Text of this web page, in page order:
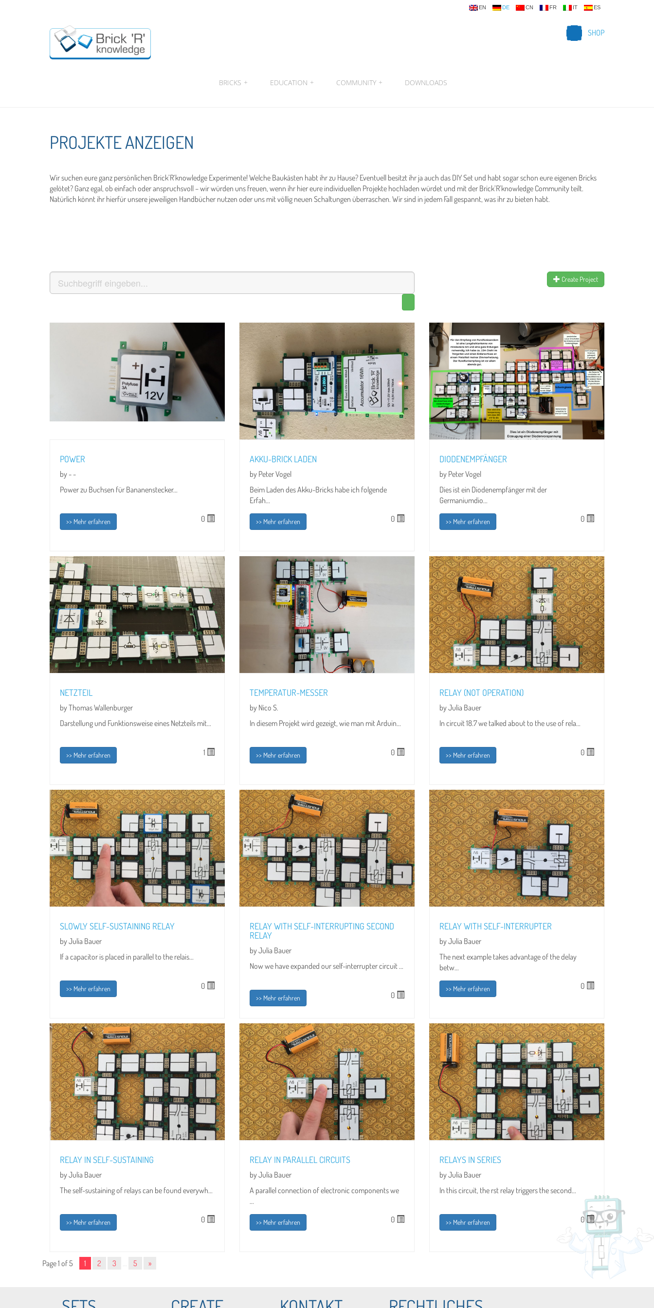
EN DE CN FR IT ES
SHOP
BRICKS + EDUCATION + COMMUNITY + DOWNLOADS
PROJEKTE ANZEIGEN
Wir suchen eure ganz persönlichen Brick’R‘knowledge Experimente! Welche Baukästen habt ihr zu Hause? Eventuell besitzt ihr ja auch das DIY Set und habt sogar schon eure eigenen Bricks
gelötet? Ganz egal, ob einfach oder anspruchsvoll – wir würden uns freuen, wenn ihr hier eure individuellen Projekte hochladen würdet und mit der Brick’R’knowledge Community teilt.
Natürlich könnt ihr hierfür unsere jeweiligen Handbücher nutzen oder uns mit völlig neuen Schaltungen überraschen. Wir sind in jedem Fall gespannt, was ihr zu bieten habt.
Create Project
POWER
by - -
Power zu Buchsen für Bananenstecker...
>> Mehr erfahren 0
AKKU-BRICK LADEN
by Peter Vogel
Beim Laden des Akku-Bricks habe ich folgende
Erfah...
>> Mehr erfahren 0
DIODENEMPFÄNGER
by Peter Vogel
Dies ist ein Diodenempfänger mit der
Germaniumdio...
>> Mehr erfahren 0
NETZTEIL
by Thomas Wallenburger
Darstellung und Funktionsweise eines Netzteils mit...
>> Mehr erfahren 1
TEMPERATUR-MESSER
by Nico S.
In diesem Projekt wird gezeigt, wie man mit Arduin...
>> Mehr erfahren 0
RELAY (NOT OPERATION)
by Julia Bauer
In circuit 18.7 we talked about to the use of rela...
>> Mehr erfahren 0
SLOWLY SELF-SUSTAINING RELAY
by Julia Bauer
If a capacitor is placed in parallel to the relais...
>> Mehr erfahren 0
RELAY WITH SELF-INTERRUPTING SECOND
RELAY
by Julia Bauer
Now we have expanded our self-interrupter circuit ...
>> Mehr erfahren 0
RELAY WITH SELF-INTERRUPTER
by Julia Bauer
The next example takes advantage of the delay
betw...
>> Mehr erfahren 0
RELAY IN SELF-SUSTAINING
by Julia Bauer
The self-sustaining of relays can be found everywh...
>> Mehr erfahren 0
RELAY IN PARALLEL CIRCUITS
by Julia Bauer
A parallel connection of electronic components we
...
>> Mehr erfahren 0
RELAYS IN SERIES
by Julia Bauer
In this circuit, the rst relay triggers the second...
>> Mehr erfahren 0
Page 1 of 5 1 2 3 … 5 »